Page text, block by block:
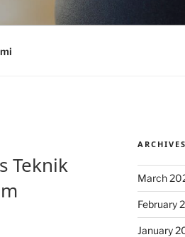
Teknik
ARCHIVES
March
February
January